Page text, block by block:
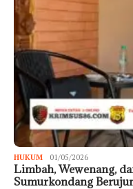
HUKUM 01/05/2026
Limbah, Wewenang,
Sumurkondang